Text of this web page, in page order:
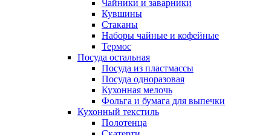
Чайники и заварники
Кувшины
Стаканы
Наборы чайные и кофейные
Термос
Посуда остальная
Посуда из пластмассы
Посуда одноразовая
Кухонная мелочь
Фольга и бумага для выпечки
Кухонный текстиль
Полотенца